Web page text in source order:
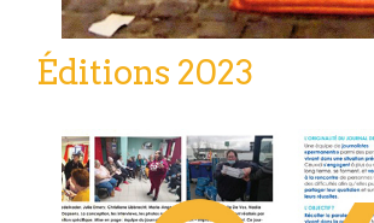
Éditions 2023